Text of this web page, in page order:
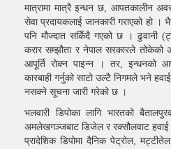
मात्रामा मात्रै इन्धन छ, आपतकालीन
सेवा प्रदायकलाई जानकारी गराएको हो ।
पनि मौज्दात सकिँदै गएको छ । ढुवानी
करार सम्झौता र नेपाल सरकारले तोकेको
आपूर्ति रोक्न पाइन्न । तर, इन्धनको
कारबाही गर्नुको साटो उल्टै निगमले भने
नसक्ने सूचना जारी गरेको छ ।
भलवारी डिपोका लागि भारतको
अमलेखगञ्जबाट डिजेल र रक्सौलवाट हवाई
प्रादेशिक डिपोमा दैनिक पेट्रोल,